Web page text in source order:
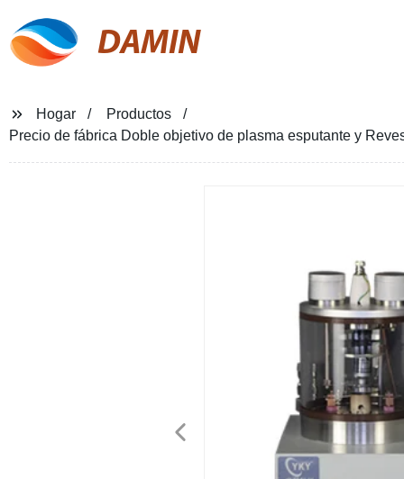
DAMIN
Hogar
Productos
Precio de fábrica Doble objetivo de plasma esputante y